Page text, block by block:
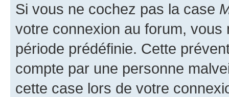
Si vous ne cochez pas la case
votre connexion au forum,
période prédéfinie. Cette
compte par une personne
cette case lors de votre